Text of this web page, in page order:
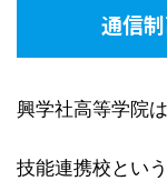
通信
興学社高等学院
技能連携校とい